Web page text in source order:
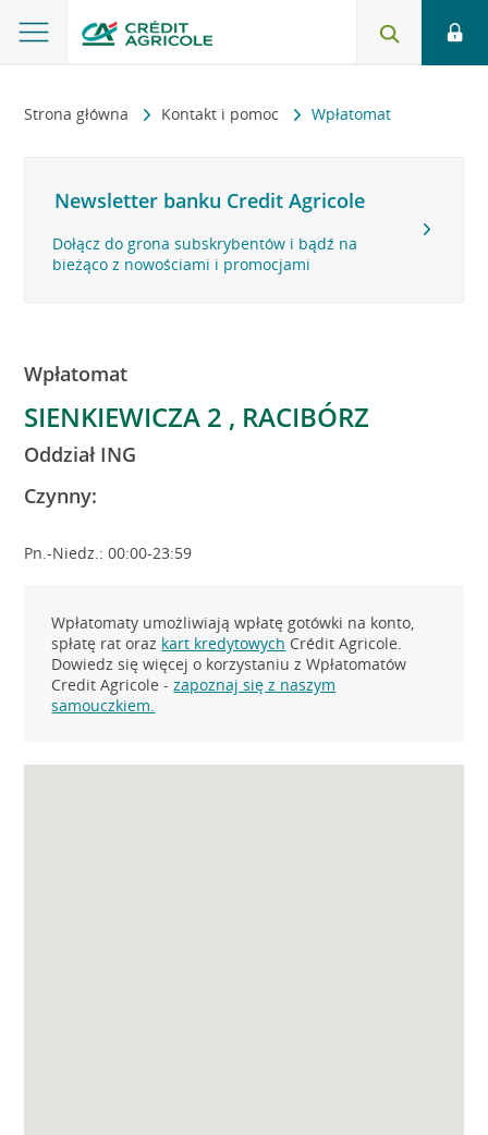
Strona główna Kontakt i pomoc Wpłatomat
Newsletter banku Credit Agricole
Dołącz do grona subskrybentów i bądź na
bieżąco z nowościami i promocjami
Wpłatomat
SIENKIEWICZA 2 , RACIBÓRZ
Oddział ING
Czynny:
Pn.-Niedz.: 00:00-23:59
Wpłatomaty umożliwiają wpłatę gotówki na konto,
spłatę rat oraz kart kredytowych Crédit Agricole.
Dowiedz się więcej o korzystaniu z Wpłatomatów
Credit Agricole -zapoznaj się z naszym
samouczkiem.